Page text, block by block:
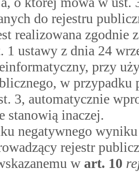
do rejestru
realizowana zgodnie
1 ustawy z dnia 24
przy
w
3, automatycznie
stanowią inaczej.
negatywnego
rejestr
w art. 10